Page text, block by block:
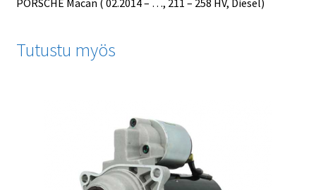
PORSCHE Macan ( 02.2014 – …, 211 – 258 HV, Diesel)
Tutustu myös